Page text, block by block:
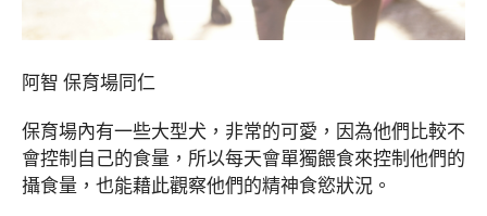
阿智 保育場同仁
保育場內有一些大型犬，非常的可愛，因為他們比較不
會控制自己的食量，所以每天會單獨餵食來控制他們的
攝食量，也能藉此觀察他們的精神食慾狀況。